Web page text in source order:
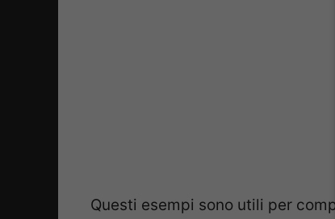
Questi esempi sono utili per